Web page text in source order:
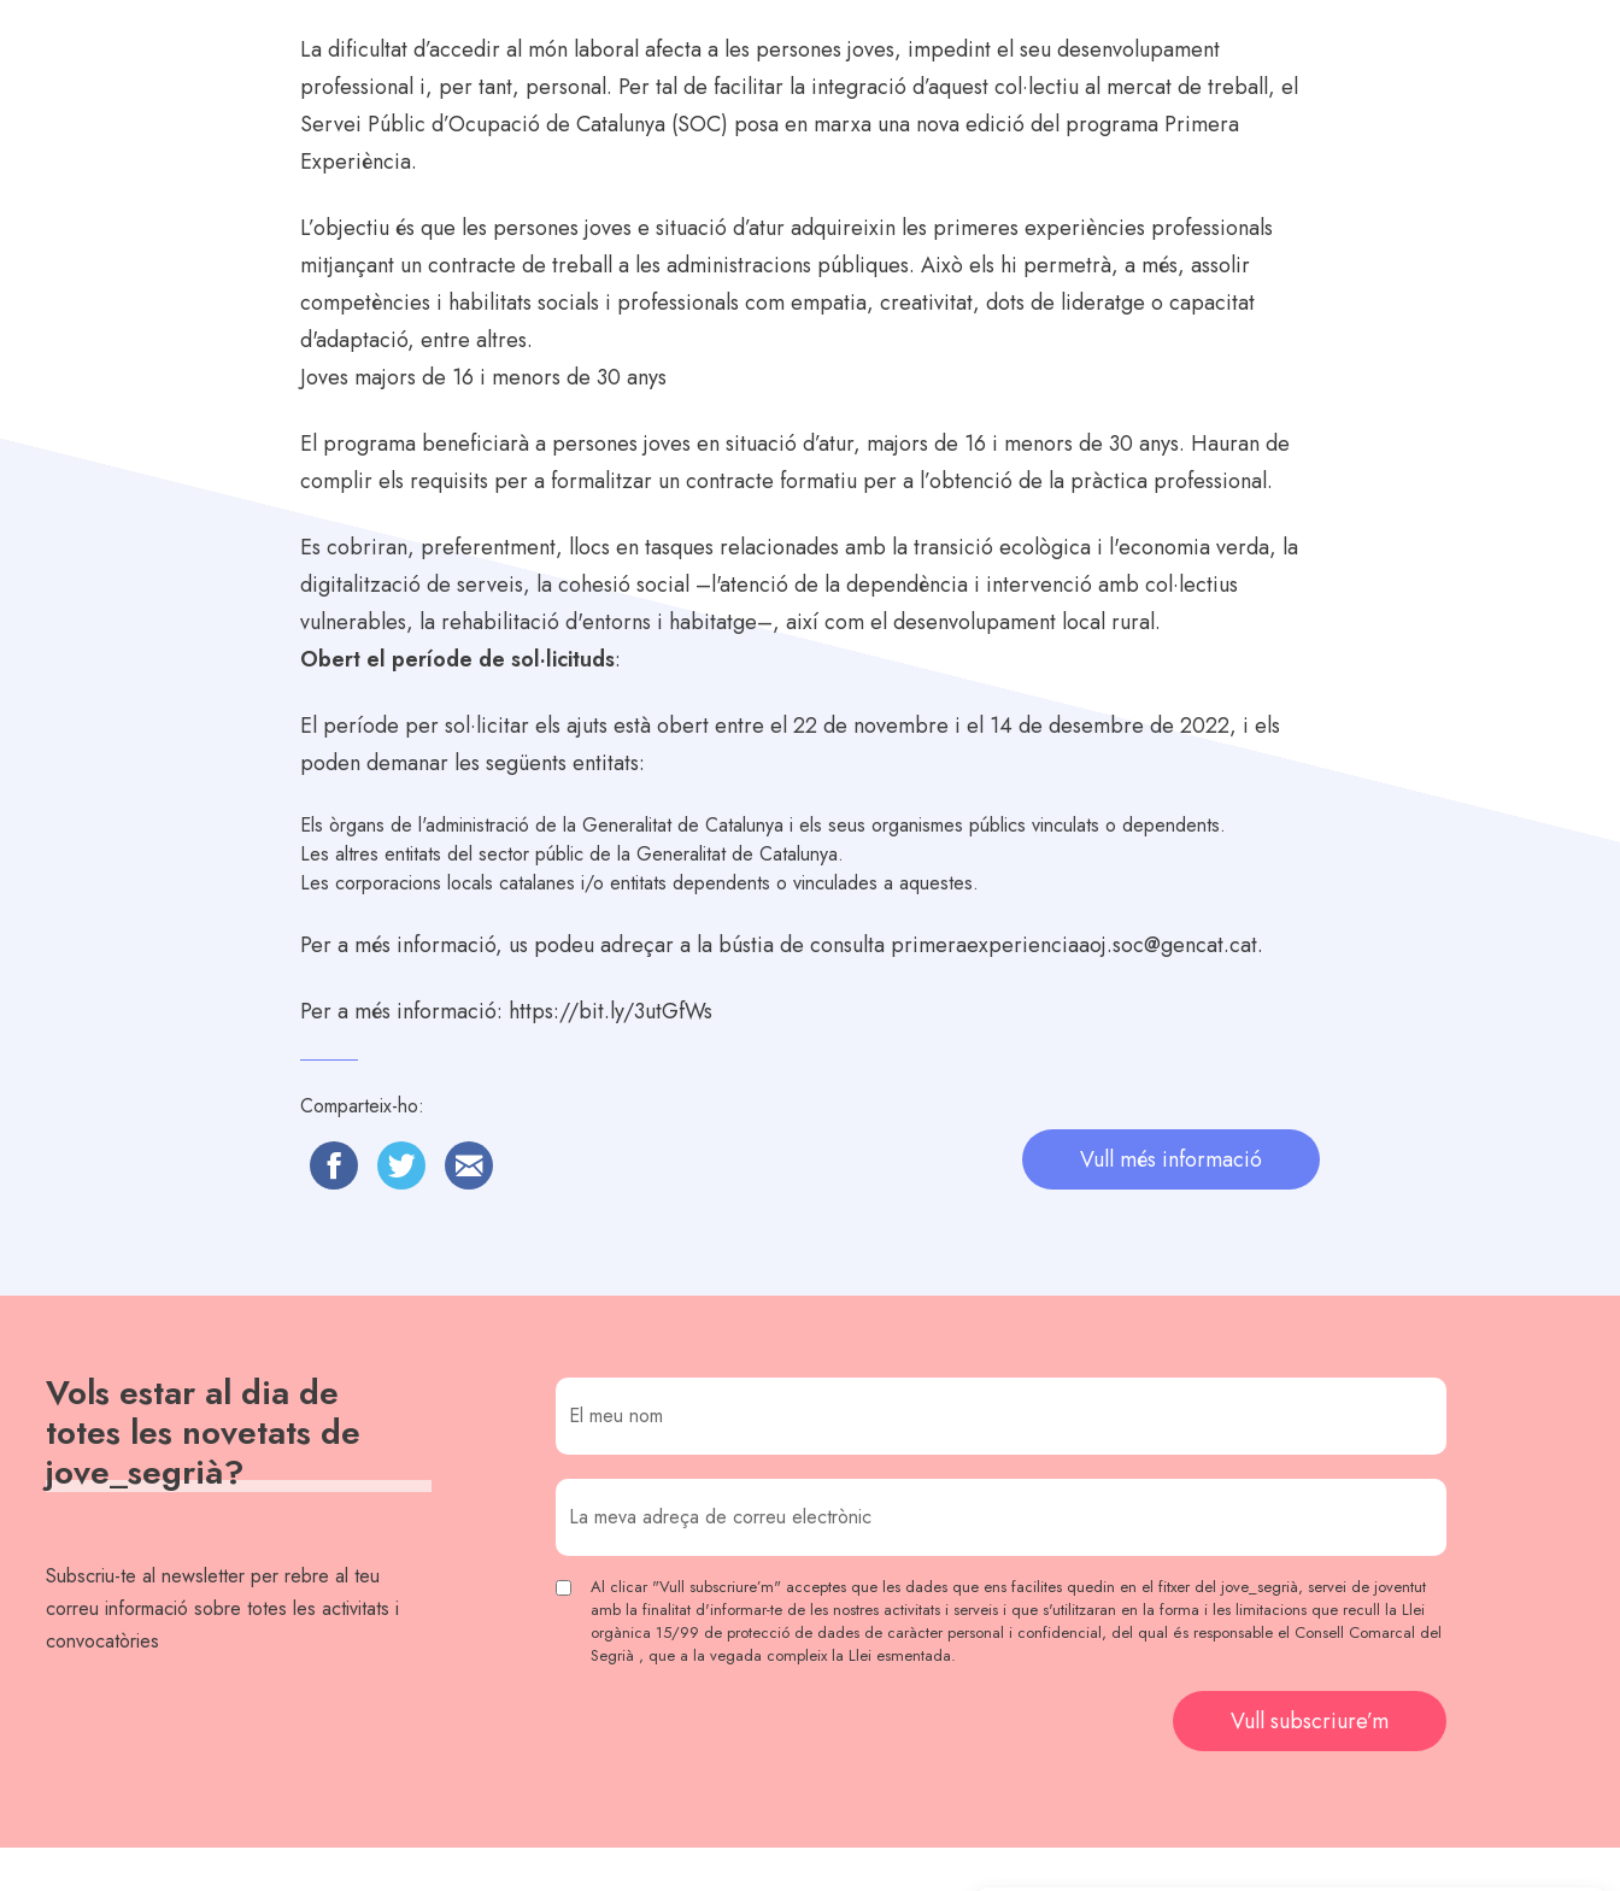
La dificultat d’accedir al món laboral afecta a les persones joves, impedint el seu desenvolupament
professional i, per tant, personal. Per tal de facilitar la integració d’aquest col·lectiu al mercat de treball, el
Servei Públic d’Ocupació de Catalunya (SOC) posa en marxa una nova edició del programa Primera
Experiència.
L’objectiu és que les persones joves e situació d’atur adquireixin les primeres experiències professionals
mitjançant un contracte de treball a les administracions públiques. Això els hi permetrà, a més, assolir
competències i habilitats socials i professionals com empatia, creativitat, dots de lideratge o capacitat
d'adaptació, entre altres.
Joves majors de 16 i menors de 30 anys
El programa beneficiarà a persones joves en situació d’atur, majors de 16 i menors de 30 anys. Hauran de
complir els requisits per a formalitzar un contracte formatiu per a l’obtenció de la pràctica professional.
Es cobriran, preferentment, llocs en tasques relacionades amb la transició ecològica i l'economia verda, la
digitalització de serveis, la cohesió social –l'atenció de la dependència i intervenció amb col·lectius
vulnerables, la rehabilitació d'entorns i habitatge–, així com el desenvolupament local rural.
Obert el període de sol·licituds:
El període per sol·licitar els ajuts està obert entre el 22 de novembre i el 14 de desembre de 2022, i els
poden demanar les següents entitats:
Els òrgans de l'administració de la Generalitat de Catalunya i els seus organismes públics vinculats o dependents.
Les altres entitats del sector públic de la Generalitat de Catalunya.
Les corporacions locals catalanes i/o entitats dependents o vinculades a aquestes.
Per a més informació, us podeu adreçar a la bústia de consulta primeraexperienciaaoj.soc@gencat.cat.
Per a més informació: https://bit.ly/3utGfWs
Comparteix-ho:
Vull més informació
Vols estar al dia de
totes les novetats de
jove_segrià?
Subscriu-te al newsletter per rebre al teu
correu informació sobre totes les activitats i
convocatòries
Al clicar "Vull subscriure’m" acceptes que les dades que ens facilites quedin en el fitxer del jove_segrià, servei de joventut
amb la finalitat d'informar-te de les nostres activitats i serveis i que s'utilitzaran en la forma i les limitacions que recull la Llei
orgànica 15/99 de protecció de dades de caràcter personal i confidencial, del qual és responsable el Consell Comarcal del
Segrià , que a la vegada compleix la Llei esmentada.
Vull subscriure’m